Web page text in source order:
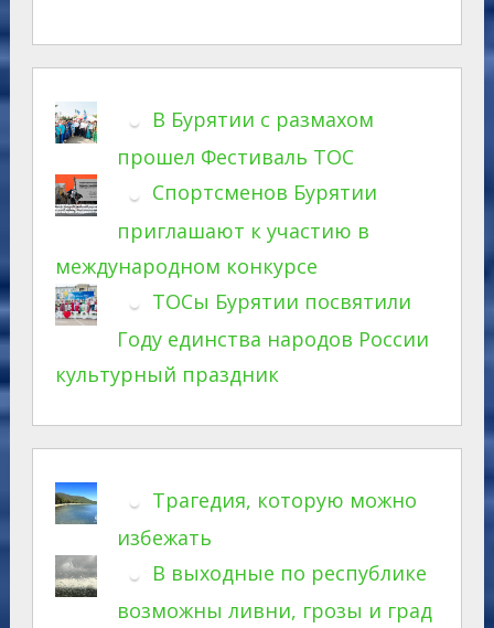
В Бурятии с размахом
прошел Фестиваль ТОС
Спортсменов Бурятии
приглашают к участию в
международном конкурсе
ТОСы Бурятии посвятили
Году единства народов России
культурный праздник
Трагедия, которую можно
избежать
В выходные по республике
возможны ливни, грозы и град